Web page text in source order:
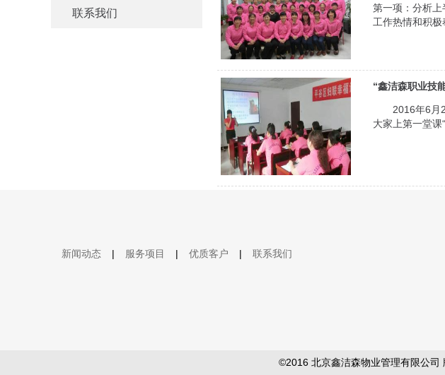
联系我们
第一项：分析
工作热情和积极
“鑫洁森职业技
2016年6月
大家上第一堂课
新闻动态 | 服务项目 | 优质客户 | 联系我们
©2016 北京鑫洁森物业管理有限公司